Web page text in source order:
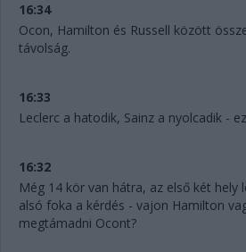
16:34
Ocon, Hamilton és Russell között
távolság.
16:33
Leclerc a hatodik, Sainz a nyolcadik -
16:32
Még 14 kör van hátra, az első két
alsó foka a kérdés - vajon Hamilton
megtámadni Ocont?